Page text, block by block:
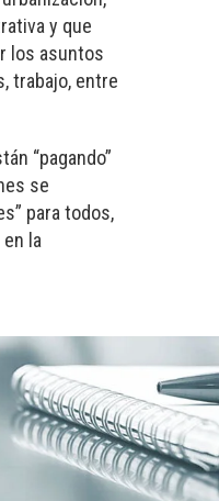
y que
los asuntos
trabajo, entre
“pagando”
se
para todos,
la